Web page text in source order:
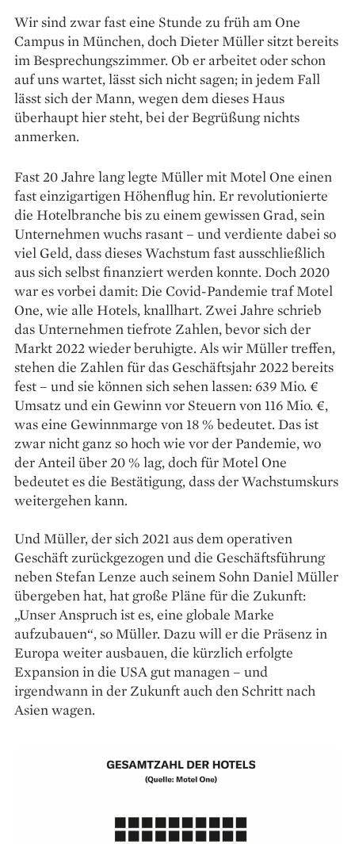
Wir sind zwar fast eine Stunde zu früh am One
Campus in München, doch Dieter Müller sitzt bereits
im Besprechungszimmer. Ob er arbeitet oder schon
auf uns wartet, lässt sich nicht sagen; in jedem Fall
lässt sich der Mann, wegen dem dieses Haus
überhaupt hier steht, bei der Begrüßung nichts
anmerken.
Fast 20 Jahre lang legte Müller mit Motel One einen
fast einzigartigen Höhenflug hin. Er revolutionierte
die Hotelbranche bis zu einem gewissen Grad, sein
Unternehmen wuchs rasant – und verdiente dabei so
viel Geld, dass dieses Wachstum fast ausschließlich
aus sich selbst finanziert werden konnte. Doch 2020
war es vorbei damit: Die Covid-Pandemie traf Motel
One, wie alle Hotels, knallhart. Zwei Jahre schrieb
das Unternehmen tiefrote Zahlen, bevor sich der
Markt 2022 wieder beruhigte. Als wir Müller treffen,
stehen die Zahlen für das Geschäftsjahr 2022 bereits
fest – und sie können sich sehen lassen: 639 Mio. €
Umsatz und ein Gewinn vor Steuern von 116 Mio. €,
was eine Gewinnmarge von 18 % bedeutet. Das ist
zwar nicht ganz so hoch wie vor der Pandemie, wo
der Anteil über 20 % lag, doch für Motel One
bedeutet es die Bestätigung, dass der Wachstumskurs
weitergehen kann.
Und Müller, der sich 2021 aus dem ­ope­ra­tiven
Geschäft zurückgezogen und die Geschäftsführung
neben Stefan Lenze auch seinem Sohn Daniel Müller
übergeben hat, hat große Pläne für die Zukunft:
„Unser Anspruch ist es, eine globale Marke
aufzubauen“, so Müller. Dazu will er die Präsenz in
Europa weiter aus­bauen, die kürzlich erfolgte
Expansion in die USA gut managen – und
irgendwann in der Zukunft auch den Schritt nach
Asien wagen.